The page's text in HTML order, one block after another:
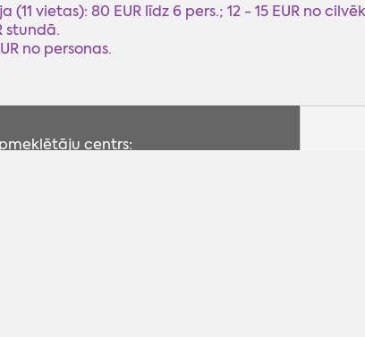
(11 vietas): 80 EUR līdz 6 pers.; 12 - 15 EUR no
stundā.
no personas.
centrs: